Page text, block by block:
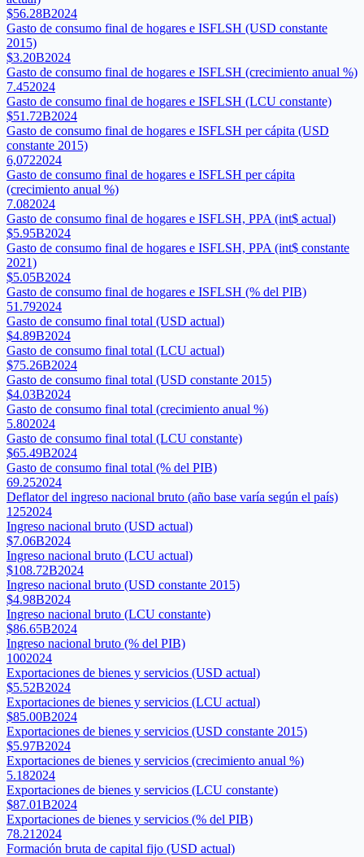
$56.28B2024
Gasto de consumo final de hogares e ISFLSH (USD constante
2015)
$3.20B2024
Gasto de consumo final de hogares e ISFLSH (crecimiento anual %)
7.452024
Gasto de consumo final de hogares e ISFLSH (LCU constante)
$51.72B2024
Gasto de consumo final de hogares e ISFLSH per cápita (USD
constante 2015)
6,0722024
Gasto de consumo final de hogares e ISFLSH per cápita
(crecimiento anual %)
7.082024
Gasto de consumo final de hogares e ISFLSH, PPA (int$ actual)
$5.95B2024
Gasto de consumo final de hogares e ISFLSH, PPA (int$ constante
2021)
$5.05B2024
Gasto de consumo final de hogares e ISFLSH (% del PIB)
51.792024
Gasto de consumo final total (USD actual)
$4.89B2024
Gasto de consumo final total (LCU actual)
$75.26B2024
Gasto de consumo final total (USD constante 2015)
$4.03B2024
Gasto de consumo final total (crecimiento anual %)
5.802024
Gasto de consumo final total (LCU constante)
$65.49B2024
Gasto de consumo final total (% del PIB)
69.252024
Deflator del ingreso nacional bruto (año base varía según el país)
1252024
Ingreso nacional bruto (USD actual)
$7.06B2024
Ingreso nacional bruto (LCU actual)
$108.72B2024
Ingreso nacional bruto (USD constante 2015)
$4.98B2024
Ingreso nacional bruto (LCU constante)
$86.65B2024
Ingreso nacional bruto (% del PIB)
1002024
Exportaciones de bienes y servicios (USD actual)
$5.52B2024
Exportaciones de bienes y servicios (LCU actual)
$85.00B2024
Exportaciones de bienes y servicios (USD constante 2015)
$5.97B2024
Exportaciones de bienes y servicios (crecimiento anual %)
5.182024
Exportaciones de bienes y servicios (LCU constante)
$87.01B2024
Exportaciones de bienes y servicios (% del PIB)
78.21 2024
Formación bruta de capital fijo (USD actual)